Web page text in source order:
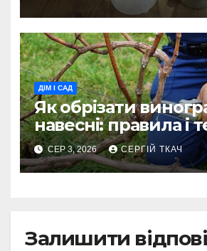
ДІМ І САД
Як обрізати
навесні: правила і
СЕР 3, 2026 СЕРГІЙ ТКАЧ
Залишити